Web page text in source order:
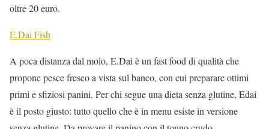
oltre 20 euro.
E.Dai Fish
A poca distanza dal molo, E.Dai è un fast food di qualità che
propone pesce fresco a vista sul banco, con cui preparare ottimi
primi e sfiziosi panini. Per chi segue una dieta senza glutine, Edai
è il posto giusto: tutto quello che è in menu esiste in versione